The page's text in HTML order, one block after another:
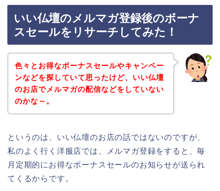
いい仏壇のメルマガ登録後のボーナ
スセールをリサーチしてみた！
色々とお得なボーナスセールやキャンペー
ンなどを探していて思ったけど、いい仏壇
のお店でメルマガの配信などをしていない
のかな～。
というのは、いい仏壇のお店の話ではないのですが、
私のよく行く洋服店では、メルマガ登録をすると、毎
月定期的にお得なボーナスセールのお知らせが送られ
てくるからです。